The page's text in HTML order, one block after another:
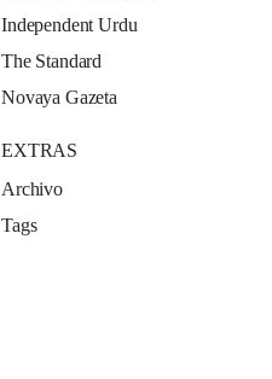
Independent Urdu
The Standard
Novaya Gazeta
EXTRAS
Archivo
Tags